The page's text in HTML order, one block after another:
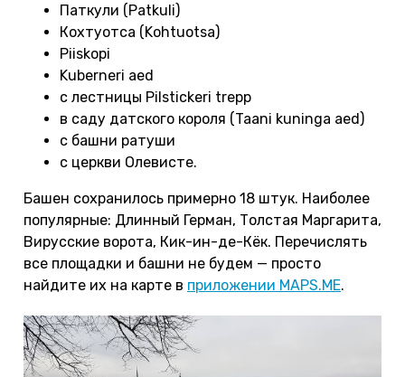
Паткули (Patkuli)
Кохтуотса (Kohtuotsa)
Piiskopi
Kuberneri aed
с лестницы Pilstickeri trepp
в саду датского короля (Taani kuninga aed)
с башни ратуши
с церкви Олевисте.
Башен сохранилось примерно 18 штук. Наиболее
популярные: Длинный Герман, Толстая Маргарита,
Вирусские ворота, Кик-ин-де-Кёк. Перечислять
все площадки и башни не будем — просто
найдите их на карте в приложении MAPS.ME.